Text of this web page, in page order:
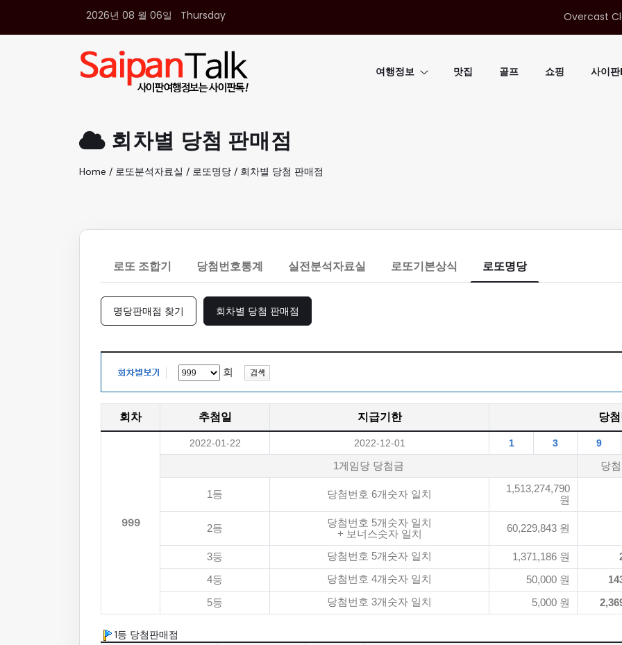
2026년 08 월 06일 Thursday Overcast
여행정보 맛집 골프 쇼핑 사이
회차별 당첨 판매점
Home / 로또분석자료실 / 로또명당 / 회차별 당첨 판매점
로또 조합기 당첨번호통계 실전분석자료실 로또기본상식 로또명당
명당판매점 찾기 회차별 당첨 판매점
회
회차 추첨일 지급기한 당
999
2022-01-22 2022-12-01 1 3 9
1게임당 당첨금 당
1등 당첨번호 6개숫자 일치
1,513,274,790
원
2등
당첨번호 5개숫자 일치
+ 보너스숫자 일치
60,229,843 원
3등 당첨번호 5개숫자 일치 1,371,186 원
4등 당첨번호 4개숫자 일치 50,000 원
5등 당첨번호 3개숫자 일치 5,000 원
1등 당첨판매점
여행정보
생활정보